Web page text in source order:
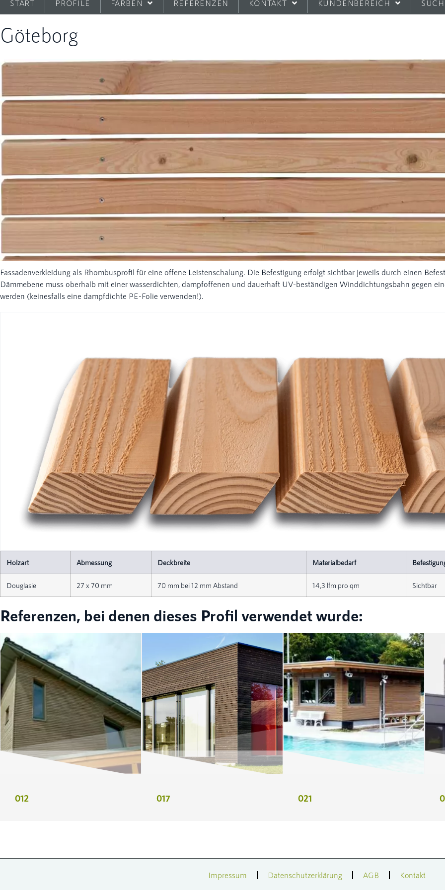
START PROFILE FARBEN REFERENZEN KONTAKT KUNDENBEREICH
Göteborg
Fassadenverkleidung als Rhombusprofil für eine offene Leistenschalung. Die Befestigung erfolgt sichtbar jeweils durch einen
Dämmebene muss oberhalb mit einer wasserdichten, dampfoffenen und dauerhaft UV-beständigen Winddichtungsbahn gegen
werden (keinesfalls eine dampfdichte PE-Folie verwenden!).
Holzart Abmessung Deckbreite Materialbedarf
Douglasie 27 x 70 mm 70 mm bei 12 mm Abstand 14,3 lfm pro qm Sichtbar
Referenzen, bei denen dieses Profil verwendet wurde:
012 017 021
Impressum Datenschutzerklärung AGB Kontakt